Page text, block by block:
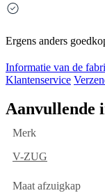
Ergens anders
Informatie van de
Klantenservice
Aanvullende
Merk
V-ZUG
Maat afzuigkap